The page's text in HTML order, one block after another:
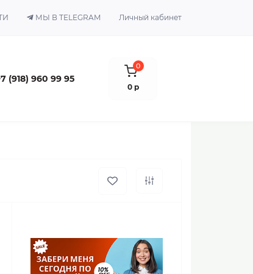
МЫ В TELEGRAM Личный кабинет
(918) 960 99 95
0
0 р